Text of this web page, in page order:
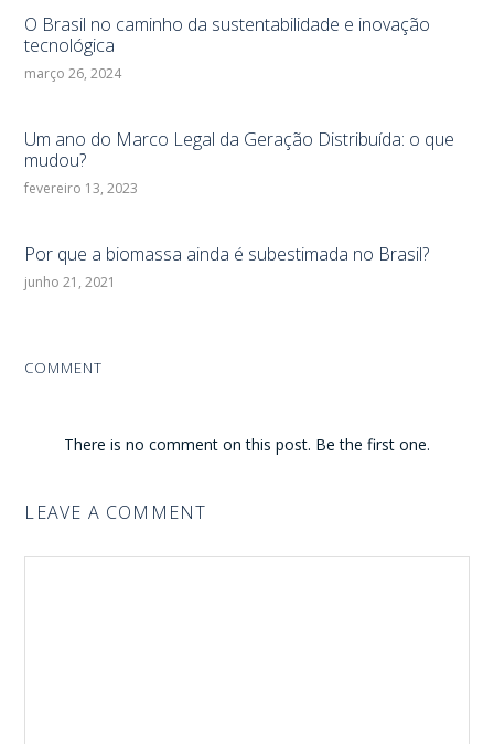
O Brasil no caminho da sustentabilidade e inovação
tecnológica
março 26, 2024
Um ano do Marco Legal da Geração Distribuída: o que
mudou?
fevereiro 13, 2023
Por que a biomassa ainda é subestimada no Brasil?
junho 21, 2021
COMMENT
There is no comment on this post. Be the first one.
LEAVE A COMMENT